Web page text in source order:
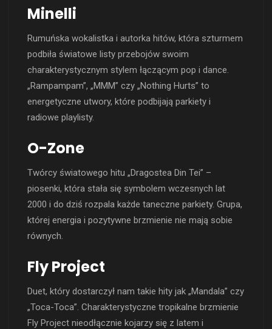
Minelli
Rumuńska wokalistka i autorka hitów, która szturmem
podbiła światowe listy przebojów swoim
charakterystycznym stylem łączącym pop i dance.
„Rampampam”, „MMM” czy „Nothing Hurts” to
energetyczne utwory, które podbijają parkiety i
radiowe playlisty.
O-Zone
Twórcy światowego hitu „Dragostea Din Tei” –
piosenki, która stała się symbolem wczesnych lat
2000 i do dziś rozpala każde taneczne parkiety. Grupa,
której energia i pozytywne brzmienie nie mają sobie
równych.
Fly Project
Duet, który dostarczył nam takie hity jak „Mandala” czy
„Toca-Toca”. Charakterystyczne tropikalne brzmienie
Fly Project nieodłącznie kojarzy się z latem i